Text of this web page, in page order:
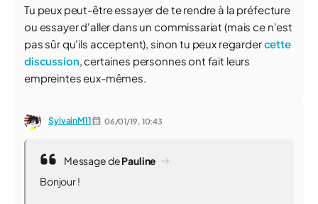
Tu peux peut-être essayer de te rendre à la préfecture
ou essayer d'aller dans un commissariat (mais ce n'est
pas sûr qu'ils acceptent), sinon tu peux regardercette
discussion, certaines personnes ont fait leurs
empreintes eux-mêmes.
SylvainM11 06/01/19, 10:43
Message dePauline
Bonjour !